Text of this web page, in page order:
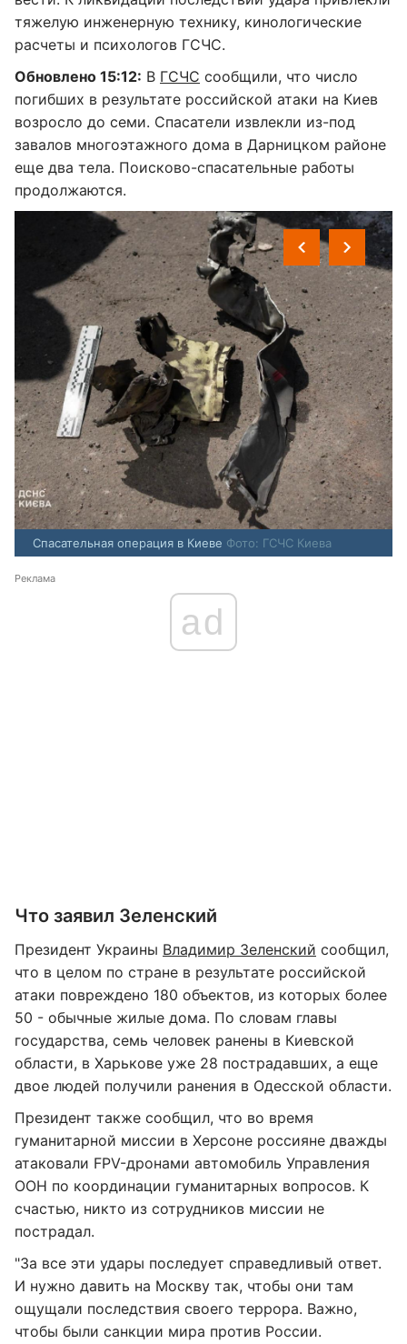
тяжелую инженерную технику, кинологические
расчеты и психологов ГСЧС.
Обновлено 15:12: В ГСЧС сообщили, что число
погибших в результате российской атаки на Киев
возросло до семи. Спасатели извлекли из-под
завалов многоэтажного дома в Дарницком районе
еще два тела. Поисково-спасательные работы
продолжаются.
Спасательная операция в Киеве Фото: ГСЧС Киева
Реклама
ad
Что заявил Зеленский
Президент Украины Владимир Зеленский сообщил,
что в целом по стране в результате российской
атаки повреждено 180 объектов, из которых более
50 - обычные жилые дома. По словам главы
государства, семь человек ранены в Киевской
области, в Харькове уже 28 пострадавших, а еще
двое людей получили ранения в Одесской области.
Президент также сообщил, что во время
гуманитарной миссии в Херсоне россияне дважды
атаковали FPV-дронами автомобиль Управления
ООН по координации гуманитарных вопросов. К
счастью, никто из сотрудников миссии не
пострадал.
"За все эти удары последует справедливый ответ.
И нужно давить на Москву так, чтобы они там
ощущали последствия своего террора. Важно,
чтобы были санкции мира против России.